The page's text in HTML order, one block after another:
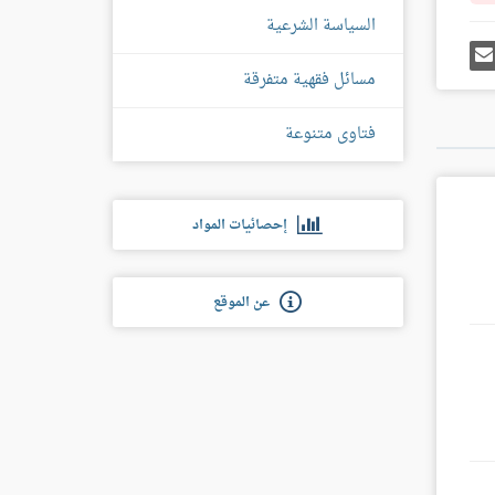
إرسل
إيميل
السياسة الشرعية
مسائل فقهية متفرقة
فتاوى متنوعة
إحصائيات المواد
عن الموقع